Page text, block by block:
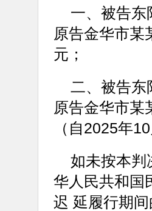
一、被告东
原告金华市某
元；
二、被告东
原告金华市某
（自2025年
如未按本判
华人民共和国
迟 延履行期